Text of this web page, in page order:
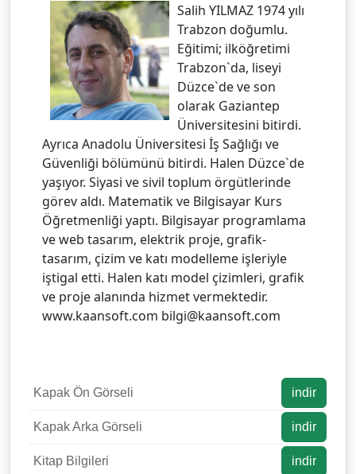
Salih YILMAZ 1974 yılı
Trabzon doğumlu.
Eğitimi; ilköğretimi
Trabzon`da, liseyi
Düzce`de ve son
olarak Gaziantep
Üniversitesini bitirdi.
Ayrıca Anadolu Üniversitesi İş Sağlığı ve
Güvenliği bölümünü bitirdi. Halen Düzce`de
yaşıyor. Siyasi ve sivil toplum örgütlerinde
görev aldı. Matematik ve Bilgisayar Kurs
Öğretmenliği yaptı. Bilgisayar programlama
ve web tasarım, elektrik proje, grafik-
tasarım, çizim ve katı modelleme işleriyle
iştigal etti. Halen katı model çizimleri, grafik
ve proje alanında hizmet vermektedir.
www.kaansoft.com bilgi@kaansoft.com
Kapak Ön Görseli indir
Kapak Arka Görseli indir
Kitap Bilgileri indir